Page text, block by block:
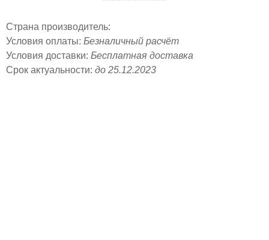
Страна производитель:
Условия оплаты: Безналичный расчёт
Условия доставки: Бесплатная доставка
Срок актуальности: до 25.12.2023